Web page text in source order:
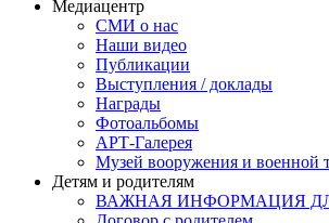
Медиацентр
СМИ о нас
Наши видео
Публикации
Выступления / доклады
Награды
Фотоальбомы
АРТ-Галерея
Музей вооружения и военной
Детям и родителям
ВАЖНАЯ ИНФОРМАЦИЯ